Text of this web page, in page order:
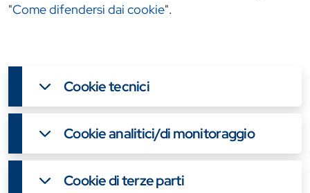
"Come difendersi dai cookie".
Cookie tecnici
Cookie analitici/di monitoraggio
Cookie di terze parti